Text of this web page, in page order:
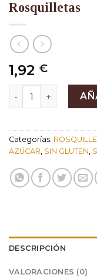
Rosquilletas
1,92 €
Rosquilletas
Categorías:
AZÚCAR SIN GLUTEN
DESCRIPCIÓN
VALORACIONES (0)